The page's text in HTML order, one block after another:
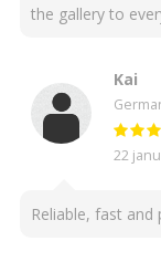
the gallery to
Kai
22
Reliable, fast and